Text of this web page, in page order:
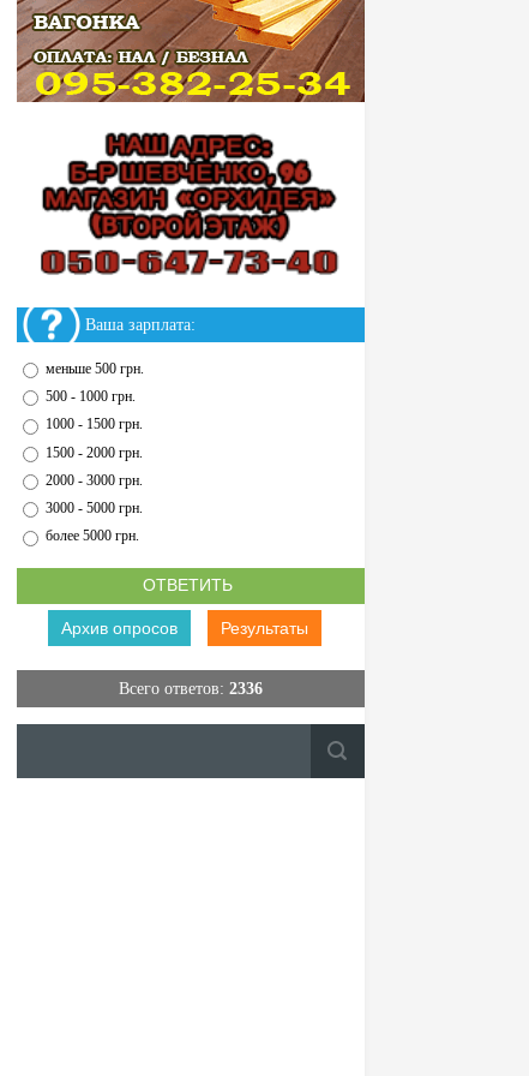
Ваша зарплата:
меньше 500 грн.
500 - 1000 грн.
1000 - 1500 грн.
1500 - 2000 грн.
2000 - 3000 грн.
3000 - 5000 грн.
более 5000 грн.
Архив опросов Результаты
Всего ответов: 2336